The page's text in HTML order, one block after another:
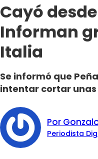
Cayó
Informan
Italia
Se informó que
intentar cortar unas
Por
Periodista